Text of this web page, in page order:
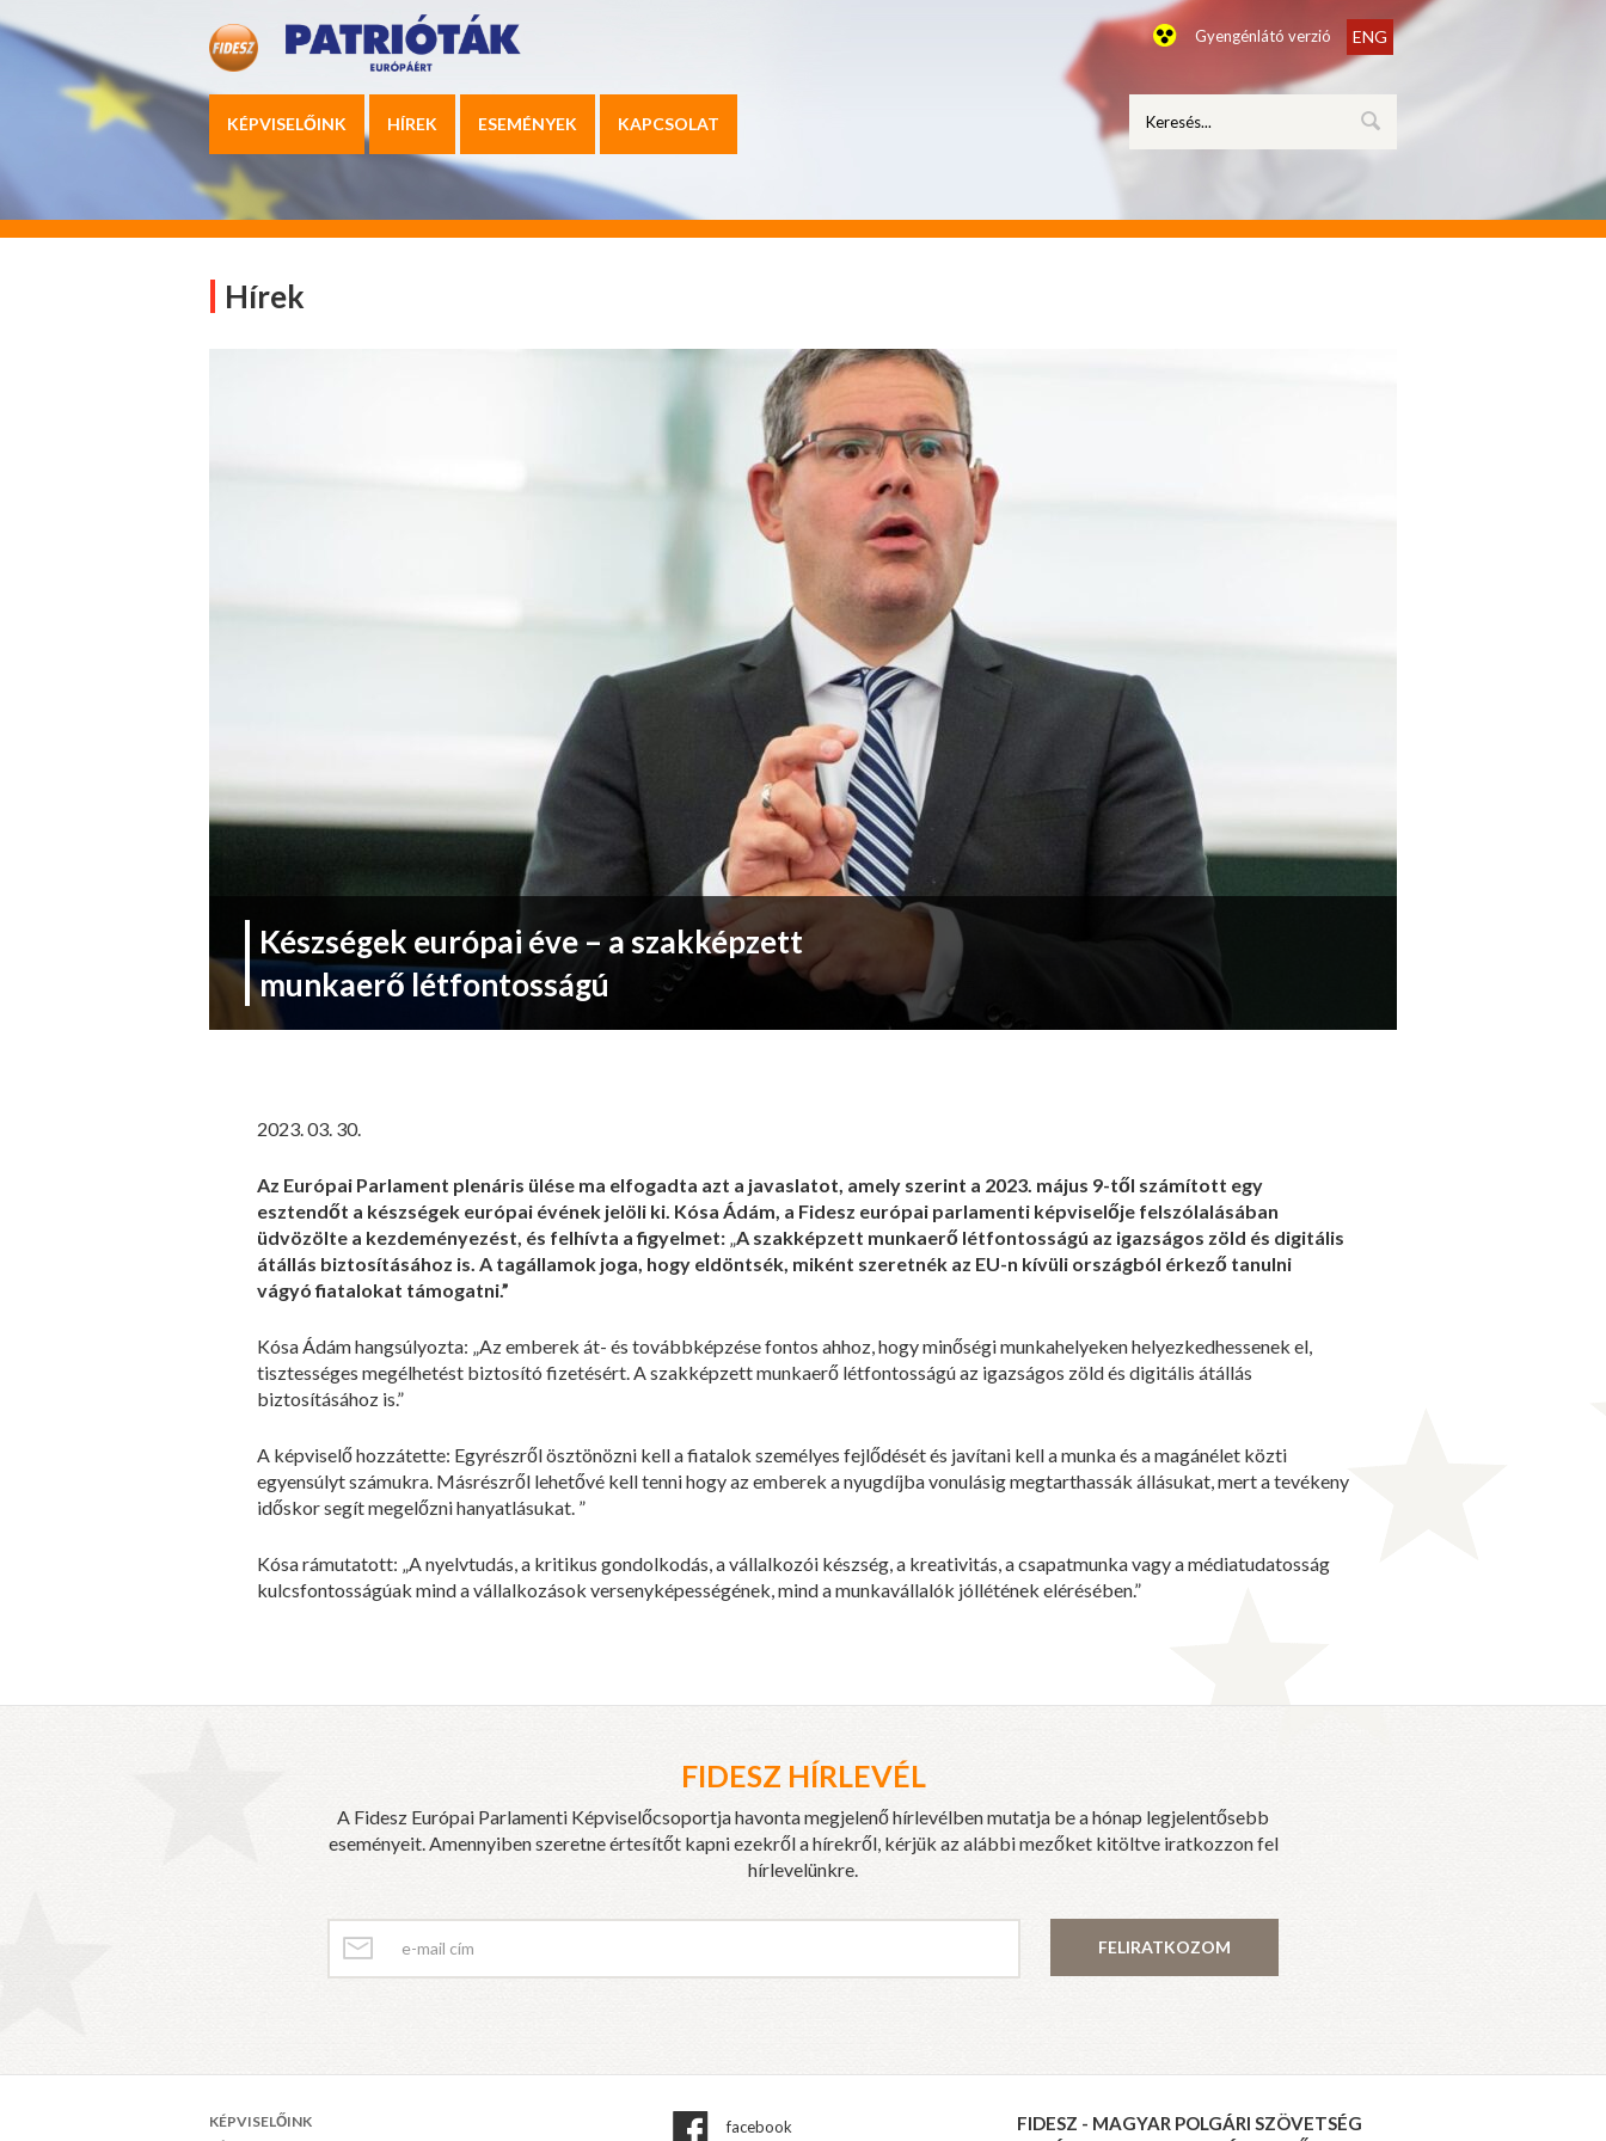
Gyengénlátó verzió ENG
KÉPVISELŐINK HÍREK ESEMÉNYEK KAPCSOLAT
Hírek
Készségek európai éve – a szakképzett
munkaerő létfontosságú
2023. 03. 30.
Az Európai Parlament plenáris ülése ma elfogadta azt a javaslatot, amely szerint a 2023. május 9-től számított egy
esztendőt a készségek európai évének jelöli ki. Kósa Ádám, a Fidesz európai parlamenti képviselője felszólalásában
üdvözölte a kezdeményezést, és felhívta a figyelmet: „A szakképzett munkaerő létfontosságú az igazságos zöld és digitális
átállás biztosításához is. A tagállamok joga, hogy eldöntsék, miként szeretnék az EU-n kívüli országból érkező tanulni
vágyó fiatalokat támogatni.”
Kósa Ádám hangsúlyozta: „Az emberek át- és továbbképzése fontos ahhoz, hogy minőségi munkahelyeken helyezkedhessenek el,
tisztességes megélhetést biztosító fizetésért. A szakképzett munkaerő létfontosságú az igazságos zöld és digitális átállás
biztosításához is.”
A képviselő hozzátette: Egyrészről ösztönözni kell a fiatalok személyes fejlődését és javítani kell a munka és a magánélet közti
egyensúlyt számukra. Másrészről lehetővé kell tenni hogy az emberek a nyugdíjba vonulásig megtarthassák állásukat, mert a tevékeny
időskor segít megelőzni hanyatlásukat. ”
Kósa rámutatott: „A nyelvtudás, a kritikus gondolkodás, a vállalkozói készség, a kreativitás, a csapatmunka vagy a médiatudatosság
kulcsfontosságúak mind a vállalkozások versenyképességének, mind a munkavállalók jóllétének elérésében.”
FIDESZ HÍRLEVÉL
A Fidesz Európai Parlamenti Képviselőcsoportja havonta megjelenő hírlevélben mutatja be a hónap legjelentősebb
eseményeit. Amennyiben szeretne értesítőt kapni ezekről a hírekről, kérjük az alábbi mezőket kitöltve iratkozzon fel
hírlevelünkre.
FELIRATKOZOM
KÉPVISELŐINK
facebook
FIDESZ - MAGYAR POLGÁRI SZÖVETSÉG